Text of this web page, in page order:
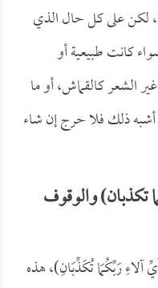
لكن على كل حال الذي
كانت طبيعية أو
الشعر كالقماش، أو ما
أشبه ذلك فلا حرج إن شاء
تكذبان) والوقوف
رَبِّكُمَا تُكَذِّبَانِ)، هذه